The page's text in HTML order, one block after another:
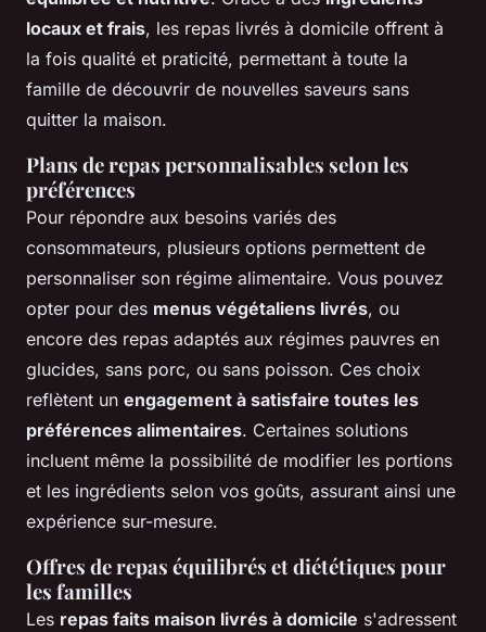
locaux et frais, les repas livrés à domicile offrent à
la fois qualité et praticité, permettant à toute la
famille de découvrir de nouvelles saveurs sans
quitter la maison.
Plans de repas personnalisables selon les
préférences
Pour répondre aux besoins variés des
consommateurs, plusieurs options permettent de
personnaliser son régime alimentaire. Vous pouvez
opter pour des menus végétaliens livrés, ou
encore des repas adaptés aux régimes pauvres en
glucides, sans porc, ou sans poisson. Ces choix
reflètent un engagement à satisfaire toutes les
préférences alimentaires. Certaines solutions
incluent même la possibilité de modifier les portions
et les ingrédients selon vos goûts, assurant ainsi une
expérience sur-mesure.
Offres de repas équilibrés et diététiques pour
les familles
Les repas faits maison livrés à domicile s'adressent